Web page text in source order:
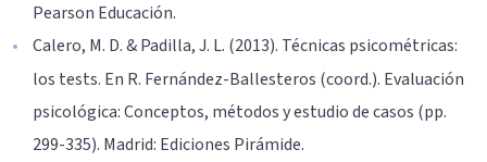
Pearson Educación.
Calero, M. D. & Padilla, J. L. (2013). Técnicas psicométricas:
los tests. En R. Fernández-Ballesteros (coord.). Evaluación
psicológica: Conceptos, métodos y estudio de casos (pp.
299-335). Madrid: Ediciones Pirámide.